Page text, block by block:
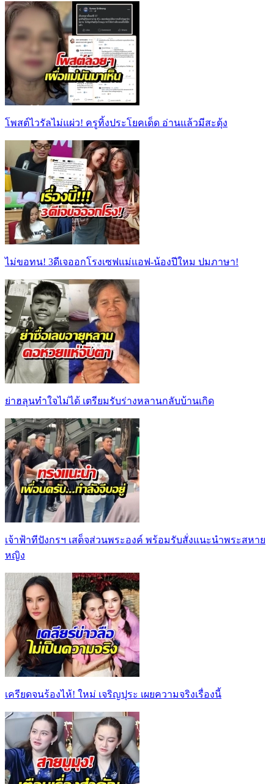
โพสต์ไวรัลไม่แผ่ว! ครูทิ้งประโยคเด็ด อ่านแล้วมีสะดุ้ง
ไม่ขอทน! 3ดีเจออกโรงเซฟแม่แอฟ-น้องปีใหม ปมภาษา!
ย่าฮลุนทำใจไม่ได้ เตรียมรับร่างหลานกลับบ้านเกิด
เจ้าฟ้าทีปังกรฯ เสด็จส่วนพระองค์ พร้อมรับสั่งแนะนำพระสหาย
หญิง
เครียดจนร้องไห้! ใหม่ เจริญปุระ เผยความจริงเรื่องนี้